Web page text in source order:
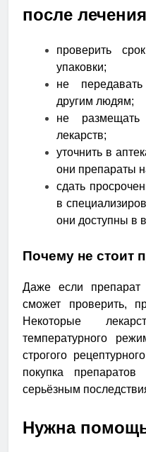
после
проверить
упаковки;
не
другим людям;
не
лекарств;
уточнить в
они препараты
сдать
в
они доступны в
Почему не стоит
Даже если препарат
сможет проверить,
Некоторые
температурного
строгого
покупка
серьёзным
Нужна